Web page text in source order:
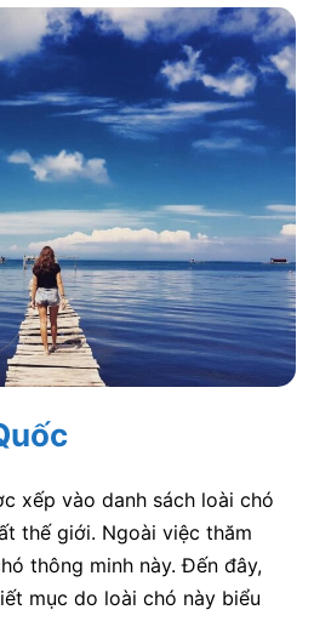
xếp vào danh sách loài chó
thế giới. Ngoài việc thăm
thông minh này. Đến đây,
mục do loài chó này biểu